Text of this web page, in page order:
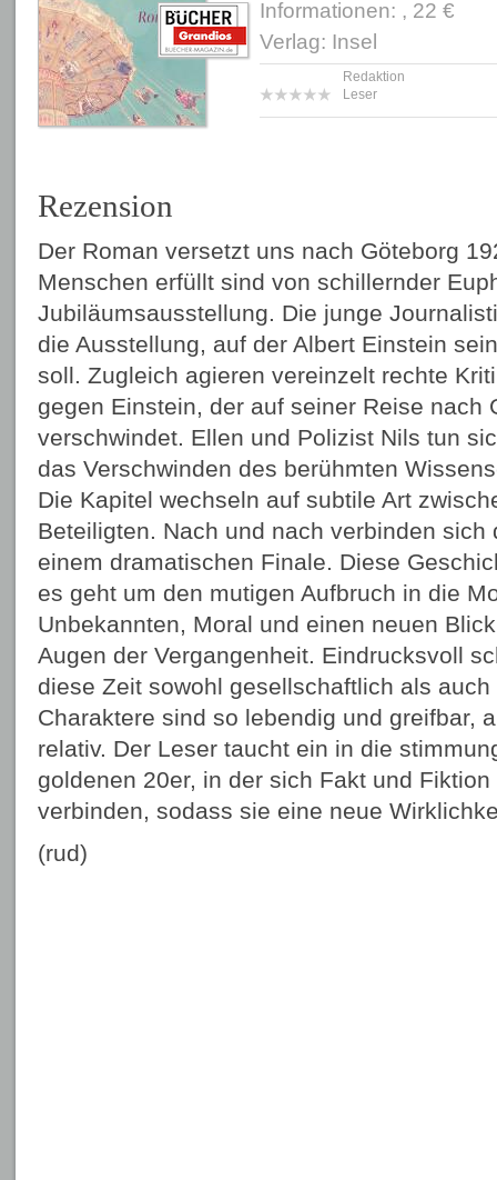
Informationen: , 22 €
Verlag: Insel
Redaktion
Leser
Rezension
Der Roman versetzt uns nach Göteborg
Menschen erfüllt sind von schillernder
Jubiläumsausstellung. Die junge
die Ausstellung, auf der Albert Einstein
soll. Zugleich agieren vereinzelt rechte
gegen Einstein, der auf seiner Reise nach
verschwindet. Ellen und Polizist Nils tun
das Verschwinden des berühmten
Die Kapitel wechseln auf subtile Art
Beteiligten. Nach und nach verbinden sich
einem dramatischen Finale. Diese
es geht um den mutigen Aufbruch in die
Unbekannten, Moral und einen neuen
Augen der Vergangenheit. Eindrucksvoll
diese Zeit sowohl gesellschaftlich als
Charaktere sind so lebendig und greifbar,
relativ. Der Leser taucht ein in die
goldenen 20er, in der sich Fakt und
verbinden, sodass sie eine neue
(rud)